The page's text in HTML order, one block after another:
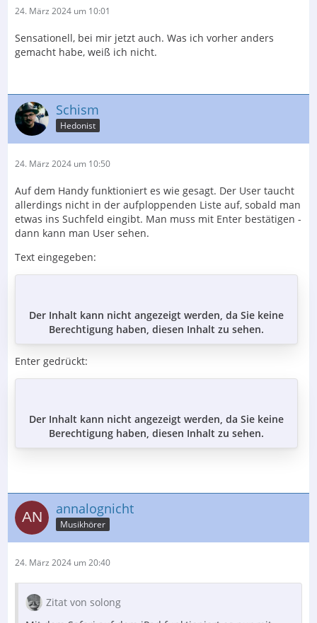
24. März 2024 um 10:01
Sensationell, bei mir jetzt auch. Was ich vorher anders
gemacht habe, weiß ich nicht.
Schism
Hedonist
24. März 2024 um 10:50
Auf dem Handy funktioniert es wie gesagt. Der User taucht
allerdings nicht in der aufploppenden Liste auf, sobald man
etwas ins Suchfeld eingibt. Man muss mit Enter bestätigen -
dann kann man User sehen.
Text eingegeben:
Der Inhalt kann nicht angezeigt werden, da Sie keine
Berechtigung haben, diesen Inhalt zu sehen.
Enter gedrückt:
Der Inhalt kann nicht angezeigt werden, da Sie keine
Berechtigung haben, diesen Inhalt zu sehen.
annalognicht
Musikhörer
24. März 2024 um 20:40
Zitat von solong